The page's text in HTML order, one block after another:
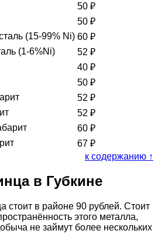
50 ₽
50 ₽
(15-99% Ni) 60 ₽
(1-6%Ni)
52 ₽
40 ₽
50 ₽
52 ₽
52 ₽
60 ₽
67 ₽
к содержанию ↑
в Губкине
стоит в районе 90 рублей. Стоит
этого металла,
не займут более нескольких